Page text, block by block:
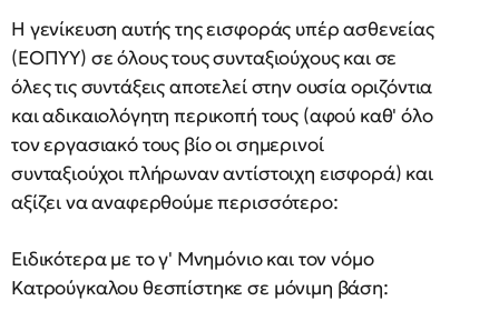
Η γενίκευση αυτής της εισφοράς υπέρ ασθενείας
(ΕΟΠΥΥ) σε όλους τους συνταξιούχους και σε
όλες τις συντάξεις αποτελεί στην ουσία οριζόντια
και αδικαιολόγητη περικοπή τους (αφού καθ' όλο
τον εργασιακό τους βίο οι σημερινοί
συνταξιούχοι πλήρωναν αντίστοιχη εισφορά) και
αξίζει να αναφερθούμε περισσότερο:
Ειδικότερα με το γ' Μνημόνιο και τον νόμο
Κατρούγκαλου θεσπίστηκε σε μόνιμη βάση: